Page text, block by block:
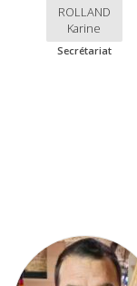
ROLLAND
Karine
Secrétariat